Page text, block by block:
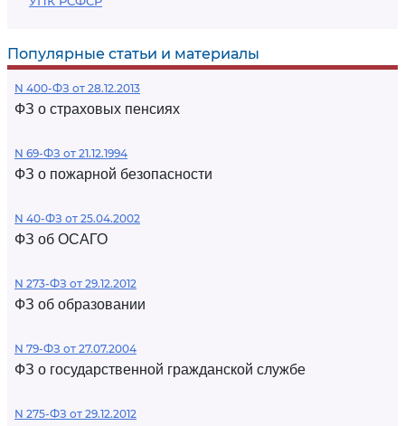
Популярные статьи и материалы
N 400-ФЗ от 28.12.2013
ФЗ о страховых пенсиях
N 69-ФЗ от 21.12.1994
ФЗ о пожарной безопасности
N 40-ФЗ от 25.04.2002
ФЗ об ОСАГО
N 273-ФЗ от 29.12.2012
ФЗ об образовании
N 79-ФЗ от 27.07.2004
ФЗ о государственной гражданской службе
N 275-ФЗ от 29.12.2012